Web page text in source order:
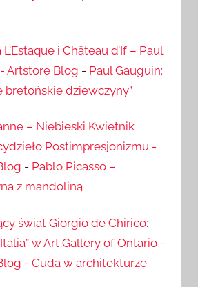
i Château d’If – Paul
Artstore Blog - Paul Gauguin:
bretońskie dziewczyny”
– Niebieski Kwietnik
Postimpresjonizmu -
- Pablo Picasso –
z mandoliną
świat Giorgio de Chirico:
w Art Gallery of Ontario -
- Cuda w architekturze